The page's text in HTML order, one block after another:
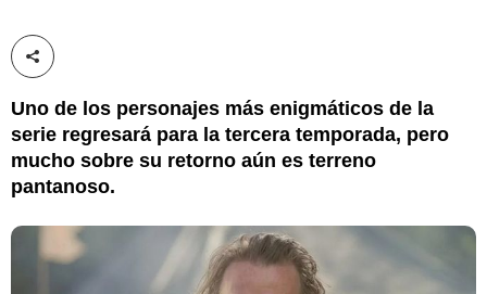
Compartir esta noticia
Uno de los personajes más enigmáticos de la
serie regresará para la tercera temporada, pero
mucho sobre su retorno aún es terreno
pantanoso.